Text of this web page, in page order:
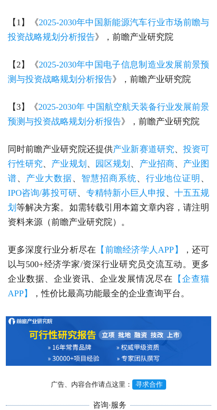
【1】《2025-2030年中国新能源汽车行业市场前瞻与
投资战略规划分析报告》，前瞻产业研究院
【2】《2025-2030年中国电子信息制造业发展前景预
测与投资战略规划分析报告》，前瞻产业研究院
【3】《2025-2030年 中国航空航天装备行业发展前景
预测与投资战略规划分析报告》，前瞻产业研究院
同时前瞻产业研究院还提供产业新赛道研究、投资可
行性研究、 产业规划 、 园区规划 、 产业招商、 产业图
谱、 产业大数据、 智慧招商系统、 行业地位证明 、
IPO咨询/募投可研、 专精特新小巨人申报 、 十五五规
划 等解决方案。如需转载引用本篇文章内容，请注明
资料来源（前瞻产业研究院）。
更多深度行业分析尽在 【前瞻经济学人APP】
，还可
以与500+经济学家/资深行业研究员交流互动。更多
企业数据、企业资讯、企业发展情况尽在
【企查猫
APP】
，性价比最高功能最全的企业查询平台。
广告、内容合作请点这里： 寻求合作
咨询·服务